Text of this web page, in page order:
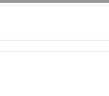
Skip